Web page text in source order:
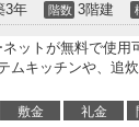
3年 階数 3階建
ネットが無料で使用
ムキッチンや、追
敷金 礼金